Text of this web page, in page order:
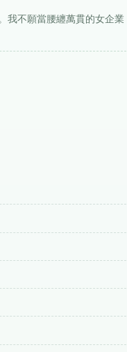
我不願當腰纏萬貫的女企業